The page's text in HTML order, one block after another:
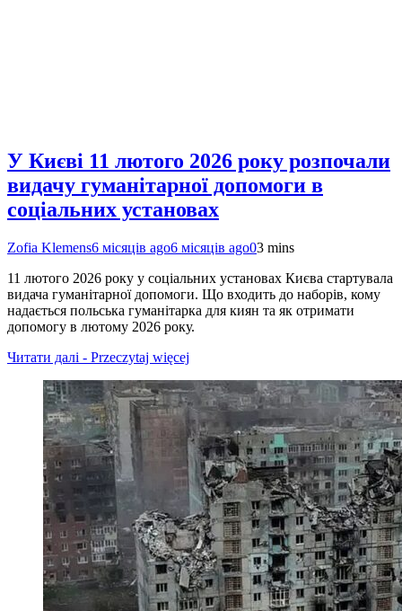
У Києві 11 лютого 2026 року розпочали
видачу гуманітарної допомоги в
соціальних установах
Zofia Klemens6 місяців ago6 місяців ago03 mins
11 лютого 2026 року у соціальних установах Києва стартувала
видача гуманітарної допомоги. Що входить до наборів, кому
надається польська гуманітарка для киян та як отримати
допомогу в лютому 2026 року.
Читати далі - Przeczytaj więcej